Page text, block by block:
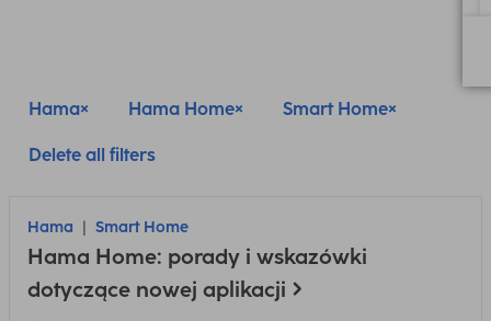
Hama Hama Home Smart Home
Delete all filters
Hama Smart Home
Hama Home: porady i wskazówki
dotyczące nowej aplikacji